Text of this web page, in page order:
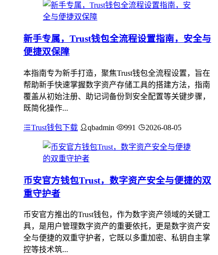
新手专属，Trust钱包全流程设置指南，安全与
便捷双保障
本指南专为新手打造，聚焦Trust钱包全流程设置，旨在
帮助新手快速掌握数字资产存储工具的搭建方法，指南
覆盖从初始注册、助记词备份到安全配置等关键步骤，
既简化操作...
Trust钱包下载 qbadmin 991 2026-08-05
币安官方钱包Trust，数字资产安全与便捷的双
重守护者
币安官方推出的Trust钱包，作为数字资产领域的关键工
具，是用户管理数字资产的重要依托，更是数字资产安
全与便捷的双重守护者，它既以多重加密、私钥自主掌
控等技术筑...